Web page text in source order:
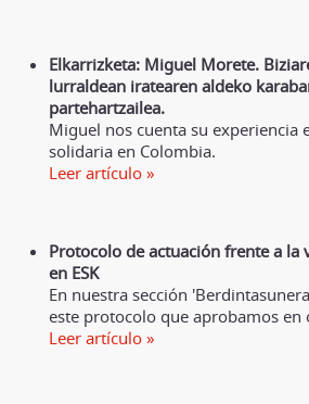
Elkarrizketa: Miguel Morete.
lurraldean iratearen aldeko
partehartzailea.
Miguel nos cuenta su experiencia
solidaria en Colombia.
Leer artículo »
Protocolo de actuación frente a la
en ESK
En nuestra sección
este protocolo que aprobamos en
Leer artículo »